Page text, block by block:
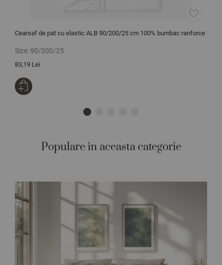
Cearsaf de pat cu elastic ALB 90/200/25 cm 100% bumbac ranforce
Size: 90/200/25
83,19 Lei
Populare in aceasta categorie